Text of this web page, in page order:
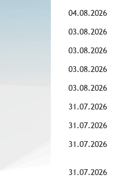
04.08.2026
03.08.2026
03.08.2026
03.08.2026
03.08.2026
31.07.2026
31.07.2026
31.07.2026
31.07.2026